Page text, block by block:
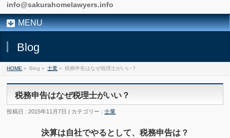
info@sakurahomelawyers.info
MENU
Blog
HOME » Blog » 士業 » 税務申告はなぜ税理士がいい？
税務申告はなぜ税理士がいい？
投稿日 : 2015年11月7日 | カテゴリー :士業
決算は自社でやるとして、税務申告は？